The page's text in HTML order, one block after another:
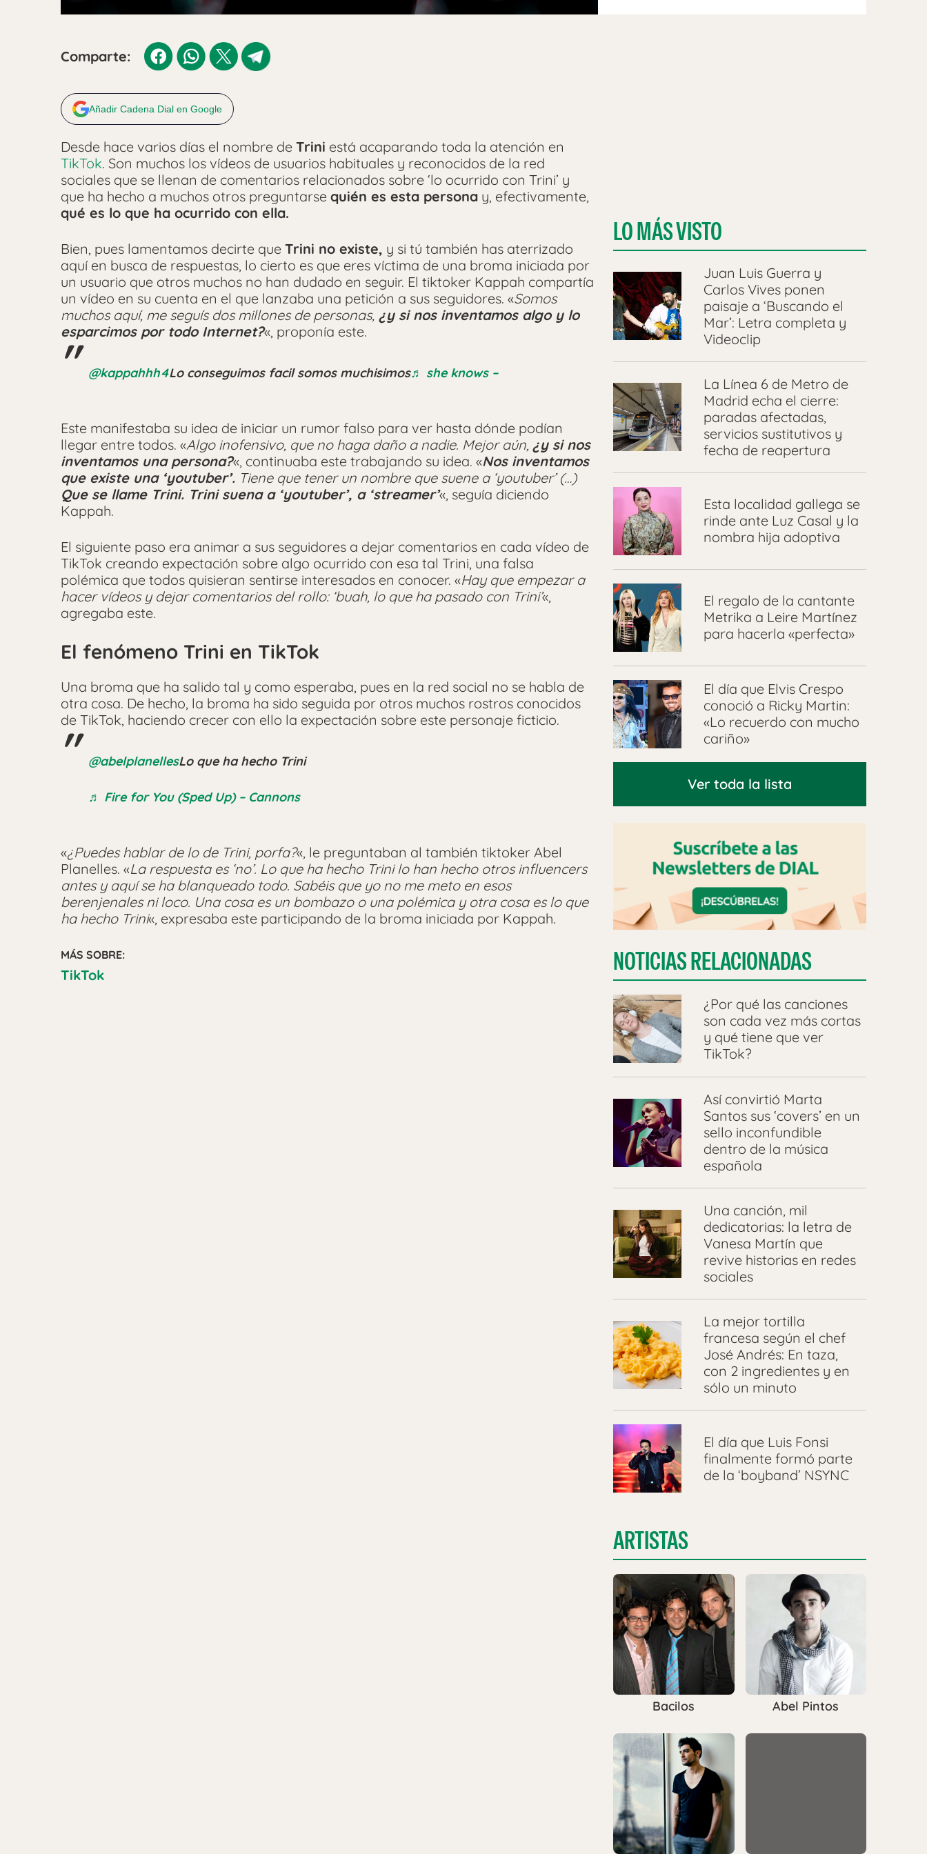
Comparte:
Añadir Cadena Dial en Google
Desde hace varios días el nombre de Trini está acaparando toda la atención en
TikTok. Son muchos los vídeos de usuarios habituales y reconocidos de la red
sociales que se llenan de comentarios relacionados sobre ‘lo ocurrido con Trini’ y
que ha hecho a muchos otros preguntarse quién es esta persona y, efectivamente,
qué es lo que ha ocurrido con ella.
Bien, pues lamentamos decirte que Trini no existe, y si tú también has aterrizado
aquí en busca de respuestas, lo cierto es que eres víctima de una broma iniciada por
un usuario que otros muchos no han dudado en seguir. El tiktoker Kappah compartía
un vídeo en su cuenta en el que lanzaba una petición a sus seguidores. «Somos
muchos aquí, me seguís dos millones de personas, ¿y si nos inventamos algo y lo
esparcimos por todo Internet?«, proponía este.
@kappahhh4Lo conseguimos facil somos muchisimos♬ she knows –
Este manifestaba su idea de iniciar un rumor falso para ver hasta dónde podían
llegar entre todos. «Algo inofensivo, que no haga daño a nadie. Mejor aún, ¿y si nos
inventamos una persona?«, continuaba este trabajando su idea. «Nos inventamos
que existe una ‘youtuber’. Tiene que tener un nombre que suene a ‘youtuber’ (…)
Que se llame Trini. Trini suena a ‘youtuber’, a ‘streamer’«, seguía diciendo
Kappah.
El siguiente paso era animar a sus seguidores a dejar comentarios en cada vídeo de
TikTok creando expectación sobre algo ocurrido con esa tal Trini, una falsa
polémica que todos quisieran sentirse interesados en conocer. «Hay que empezar a
hacer vídeos y dejar comentarios del rollo: ‘buah, lo que ha pasado con Trini’«,
agregaba este.
El fenómeno Trini en TikTok
Una broma que ha salido tal y como esperaba, pues en la red social no se habla de
otra cosa. De hecho, la broma ha sido seguida por otros muchos rostros conocidos
de TikTok, haciendo crecer con ello la expectación sobre este personaje ficticio.
@abelplanellesLo que ha hecho Trini
♬ Fire for You (Sped Up) – Cannons
«¿Puedes hablar de lo de Trini, porfa?«, le preguntaban al también tiktoker Abel
Planelles. «La respuesta es ‘no’. Lo que ha hecho Trini lo han hecho otros influencers
antes y aquí se ha blanqueado todo. Sabéis que yo no me meto en esos
berenjenales ni loco. Una cosa es un bombazo o una polémica y otra cosa es lo que
ha hecho Trini«, expresaba este participando de la broma iniciada por Kappah.
MÁS SOBRE:
TikTok
LO MÁS VISTO
Juan Luis Guerra y
Carlos Vives ponen
paisaje a ‘Buscando el
Mar’: Letra completa y
Videoclip
La Línea 6 de Metro de
Madrid echa el cierre:
paradas afectadas,
servicios sustitutivos y
fecha de reapertura
Esta localidad gallega se
rinde ante Luz Casal y la
nombra hija adoptiva
El regalo de la cantante
Metrika a Leire Martínez
para hacerla «perfecta»
El día que Elvis Crespo
conoció a Ricky Martin:
«Lo recuerdo con mucho
cariño»
Ver toda la lista
NOTICIAS RELACIONADAS
¿Por qué las canciones
son cada vez más cortas
y qué tiene que ver
TikTok?
Así convirtió Marta
Santos sus ‘covers’ en un
sello inconfundible
dentro de la música
española
Una canción, mil
dedicatorias: la letra de
Vanesa Martín que
revive historias en redes
sociales
La mejor tortilla
francesa según el chef
José Andrés: En taza,
con 2 ingredientes y en
sólo un minuto
El día que Luis Fonsi
finalmente formó parte
de la ‘boyband’ NSYNC
ARTISTAS
Bacilos Abel Pintos